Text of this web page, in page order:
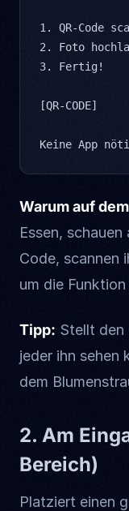
1. QR-Code
2. Foto
3. Fertig!
[QR-CODE]
Keine App
Warum auf
Essen,
Code, scannen
um die
Tipp: Stellt den
jeder ihn sehen
dem
2. Am
Bereich)
Platziert einen